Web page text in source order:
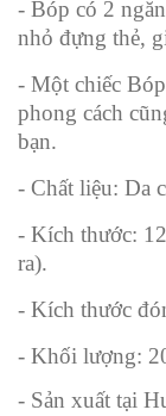
- Bóp có 2
nhỏ đựng thẻ,
- Một chiếc
phong cách
bạn.
- Chất liệu: Da
- Kích thước:
ra).
- Kích thước
- Khối lượng:
- Sản xuất tại